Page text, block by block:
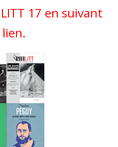
17 en suivant
lien.